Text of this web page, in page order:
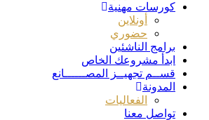
كورسات مهنية
أونلاين
حضوري
برامج الناشئين
ابدأ مشروعك الخاص
قســم تجهيــز المصــــــانع
المدونة
الفعاليات
تواصل معنا